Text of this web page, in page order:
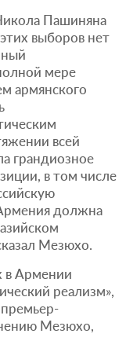
Пашиняна
выборов нет
мере
армянского
всей
грандиозное
в том числе
должна
Мезюхо.
в Армении
реализм»,
Мезюхо,